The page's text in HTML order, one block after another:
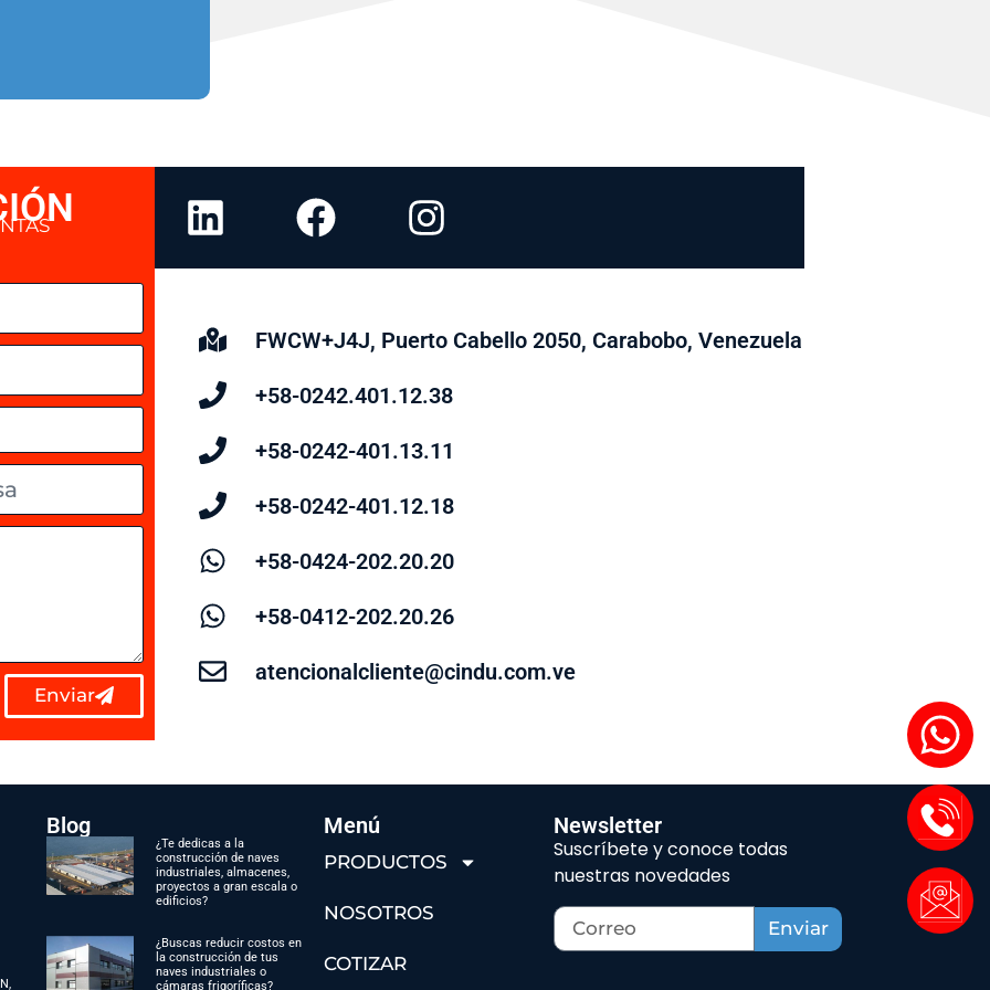
Enviar
FWCW+J4J, Puerto Cabello 2050, Carabobo, Venezuela
+58-0242.401.12.38
+58-0242-401.13.11
+58-0242-401.12.18
+58-0424-202.20.20
+58-0412-202.20.26
atencionalcliente@cindu.com.ve
Blog
¿Te dedicas a la
construcción de naves
industriales, almacenes,
proyectos a gran escala o
edificios?
¿Buscas reducir costos en
la construcción de tus
naves industriales o
cámaras frigoríficas?
Menú
PRODUCTOS
NOSOTROS
COTIZAR
Newsletter
Suscríbete y conoce todas
nuestras novedades
Enviar